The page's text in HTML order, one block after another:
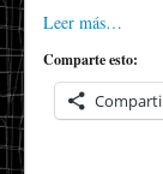
Leer más…
Comparte esto: